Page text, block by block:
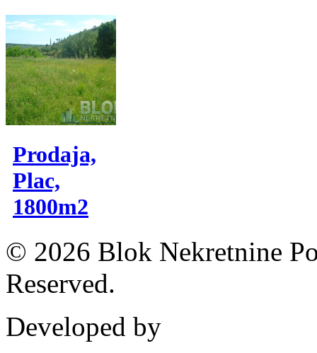
Prodaja,
Plac,
1800m2
© 2026 Blok Nekretnine
Reserved.
Developed by